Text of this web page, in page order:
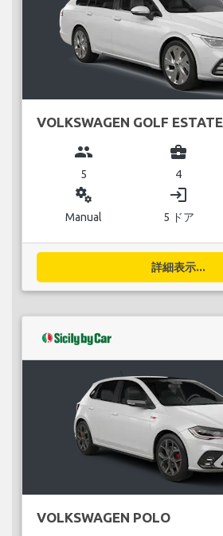
VOLKSWAGEN GOLF ESTATE
group
5
business_center
4
miscellaneous_services
Manual
login
5 ドア
詳細表示...
VOLKSWAGEN POLO